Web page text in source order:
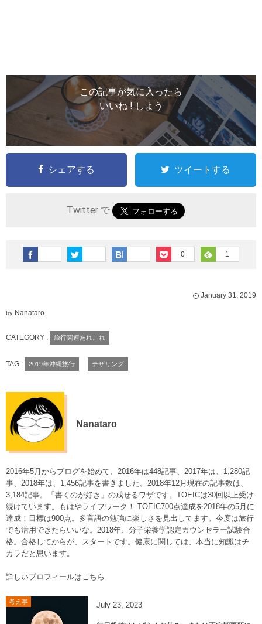
この記事が気に入ったら
いいね ! しよう
シェアする ツイートする
Twitter で
0 1
January 31, 2019
by Nanataro
CATEGORY : 旅行関連あれこれ
TAG : 2019年沖縄旅行 テザリング
Nanataro
2016年5月からブログを始めて、2016年は448記事、2017年は、1,280記
事、2018年は、1,456記事を書きました。2018年12月現在の記事数は、
3,184記事。「書くのが好き」の成せるワザです。TOEICは30回以上受け
続けています。もはやライフワーク！ TOEIC700点達成を2018年の5月に
達成！目標は900点。多言語の勉強に楽しさを見出してます。今度は旅行
でも活用できたらいいな。2018年、分子栄養学認定カウンセラー試験合
格。合格してからが、スタートです。健康に関しては、本当に知識はチ
カラだと思います。
詳しいプロフィールはこちら
考え事 July 23, 2023